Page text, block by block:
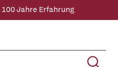
100 Jahre Erfahrung